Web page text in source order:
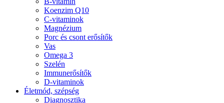
Koenzim Q10
C-vitaminok
Magnézium
Porc és csont erősítők
Vas
Omega 3
Szelén
Immunerősítők
D-vitaminok
Életmód, szépség
Diagnosztika